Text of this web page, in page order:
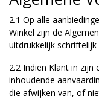
2.1 Op alle
Winkel zijn de
uitdrukkelijk
2.2 Indien Klant in
inhoudende
die afwijken van, of